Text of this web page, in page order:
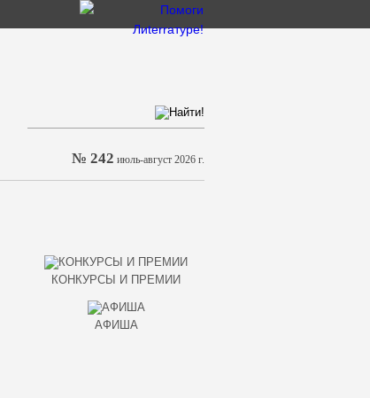
№ 242 июль-август 2026 г.
КОНКУРСЫ И ПРЕМИИ
АФИША